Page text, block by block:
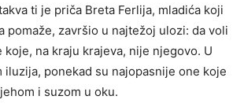
ti je priča Breta Ferlija, mladića koji
pomaže, završio u najtežoj ulozi: da voli
koje, na kraju krajeva, nije njegovo. U
iluzija, ponekad su najopasnije one koje
i suzom u oku.